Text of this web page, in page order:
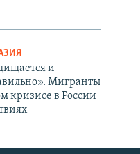
и
Мигранты
кризисе в России